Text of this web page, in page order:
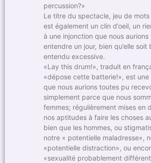
percussion?»
Le titre du spectacle, jeu de mots
est également un clin d’oeil, un
à une injonction que nous aurions
entendre un jour, bien qu’elle soit
entendu excessive.
«Lay this drum!», traduit en
«dépose cette batterie!», est une
que nous aurions toutes pu
simplement parce que nous
femmes; régulièrement mises en
nos aptitudes à faire les choses
bien que les hommes, ou
notre « potentielle maladresse»,
«potentielle distraction», ou
«sexualité probablement